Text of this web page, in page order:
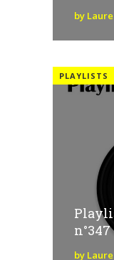
by Laure
PLAYLISTS
n°347
by Laure